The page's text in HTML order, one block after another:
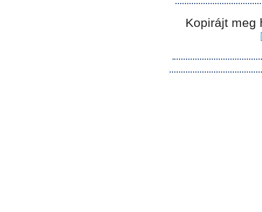
Kopirájt meg